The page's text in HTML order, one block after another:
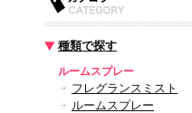
種類で探す
ルームスプレー
フレグランスミスト
ルームスプレー